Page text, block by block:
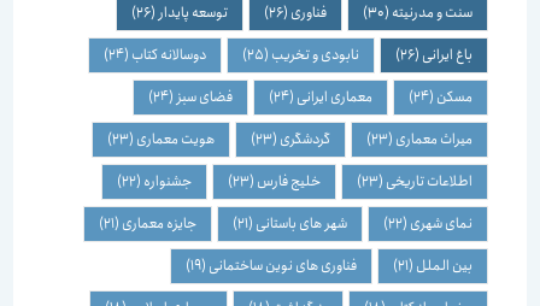
سنت و مدرنیته(30) فناوری(26) توسعه پایدار(26)
باغ ایرانی(26) نابودی و تخریب(25) دوسالانه کتاب(24)
مسکن(24) معماری ایرانی(24) فضای سبز(24)
میراث معماری(23) گردشگری(23) هویت معماری(23)
اطلاعات تاریخی(23) خلیج فارس(23) جشنواره(22)
نمای شهری(22) شهر های باستانی(21) جایزه معماری(21)
بین الملل(21) فناوری های نوین ساختمانی(19)